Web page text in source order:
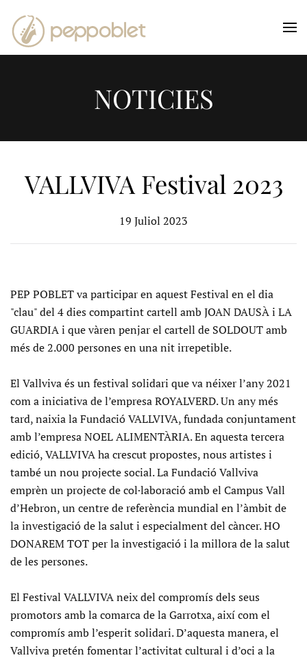
Skip to main content
NOTICIES
VALLVIVA Festival 2023
19 Juliol 2023
PEP POBLET va participar en aquest Festival en el dia
"clau" del 4 dies compartint cartell amb JOAN DAUSÀ i LA
GUARDIA i que vàren penjar el cartell de SOLDOUT amb
més de 2.000 persones en una nit irrepetible.
El Vallviva és un festival solidari que va néixer l’any 2021
com a iniciativa de l’empresa ROYALVERD. Un any més
tard, naixia la Fundació VALLVIVA, fundada conjuntament
amb l’empresa NOEL ALIMENTÀRIA. En aquesta tercera
edició, VALLVIVA ha crescut propostes, nous artistes i
també un nou projecte social. La Fundació Vallviva
emprèn un projecte de col·laboració amb el Campus Vall
d’Hebron, un centre de referència mundial en l’àmbit de
la investigació de la salut i especialment del càncer. HO
DONAREM TOT per la investigació i la millora de la salut
de les persones.
El Festival VALLVIVA neix del compromís dels seus
promotors amb la comarca de la Garrotxa, així com el
compromís amb l’esperit solidari. D’aquesta manera, el
Vallviva pretén fomentar l’activitat cultural i d’oci a la